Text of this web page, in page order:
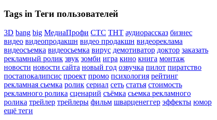
Tags in Теги пользователей
3D bang big МедиаПрофи СТС ТНТ аудиорассказ бизнес
видео видеопродакшн видео продакшн видеореклама
видеосъемка видеосьемка вирус демотиватор доктор заказать
рекламный ролик звук зомби игра кино книга монтаж
новости новости сайта новый год озвучка пилот пиратство
постапокалипсис проект промо психология рейтинг
рекламная сьемка ролик сериал сеть статья стоимость
рекламного ролика сценарий съёмка сьемка рекламного
ролика трейлер трейлеры фильм шварценеггер эффекты юмор
ещё теги